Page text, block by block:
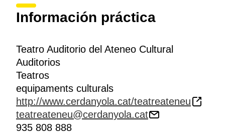
Información práctica
Teatro Auditorio del Ateneo Cultural
Auditorios
Teatros
equipaments culturals
http://www.cerdanyola.cat/teatreateneu
teatreateneu@cerdanyola.cat
935 808 888